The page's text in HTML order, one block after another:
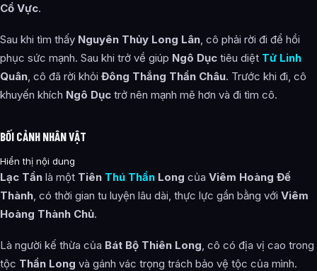
Cổ Vực.
Sau khi tìm thấy Nguyên Thủy Long Lân , cô phải rời đi để hồi
phục sức mạnh. Sau khi trở về giúp Ngô Dục tiêu diệt Tử Linh
Quân , cô đã rời khỏi Đông Thắng Thần Châu. Trước khi đi, cô
khuyến khích Ngô Dục trở nên mạnh mẽ hơn và đi tìm cô.
BỐI CẢNH NHÂN VẬT
Hiển thị nội dung
Lạc Tần là một Tiên Thú Thần Long của Viêm Hoàng Đế
Thành , có thời gian tu luyện lâu dài, thực lực gần bằng với Viêm
Hoàng Thành Chủ.
Là người kế thừa của Bát Bộ Thiên Long , cô có địa vị cao trong
tộc Thần Long và gánh vác trọng trách bảo vệ tộc của mình.